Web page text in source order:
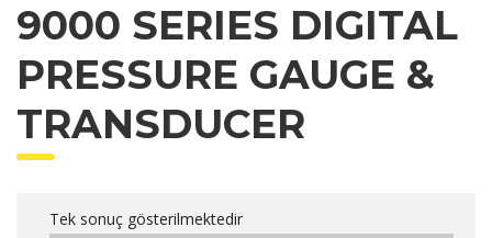
9000 SERIES DIGITAL
PRESSURE GAUGE &
TRANSDUCER
Tek sonuç gösterilmektedir